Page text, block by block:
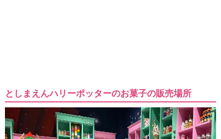
としまえんハリーポッターのお菓子の販売場所